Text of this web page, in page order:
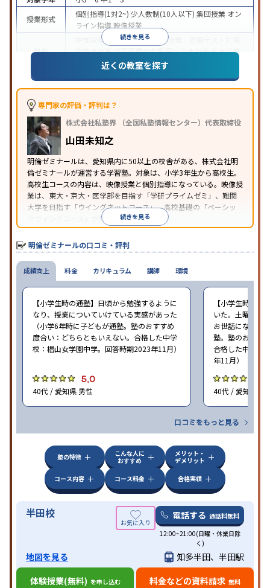
続きを見る
授業形式
個別指導(1対2~) 少人数制(10人以下) 集団授業 オン
ライン指導映像授業
目的
中学受験 高校受験大学受験
授業・定期テスト対策
内申点対策学習習慣の定着国公立大対策私大対策
共通テスト対策英語・英会話特化対策
特徴
中高一貫校生に対応特待生・奨学金制度あり授業
の振替可能学習にPC・タブレットを利用オンライ
ン対応季節講習のみの受講可
※2023年10月調査。
近くの教室を探す
専門家の評価・評判は？
株式会社私塾界 （全国私塾情報センター）代表取締役
山田未知之
明倫ゼミナールは、愛知県内に50以上の校舎がある、株式会社明
倫ゼミナールが運営する学習塾。対象は、小学3年生から高校生。
高校生コースの内容は、映像授業と個別指導になっている。映像授
業は、東大・京大・医学部を目指す「学研プライムゼミ」、難関
大学を目指す「ウイングネットコース」、高校基礎の「ベーシッ
クウィングコース」が用意されている。
続きを見る
明倫ゼミナールの口コミ・評判
成績向上
【小学生時の通塾】日頃から勉強するように
なり、授業についていけている実感があった
（小学6年時に子どもが通塾。塾のおすすめ
度合い：どちらともいえない。合格した中学
校：椙山女学園中学。回答時期2023年11月）
5.0
40代 / 愛知県 男性
【小学生時の通
いた。土曜ゼミ
お世話になった
塾。塾のおすす
合格した中学校
年11月）
40代 / 愛知県 女
口コミをもっと見る
料金 カリキュラム 講師 環境
塾の特徴
こんな人に
おすすめ
メリット・
デメリット
コース内容
コース料金 合格実績
半田校 電話する 通話料無料
12:00~21:00(日曜・休業日除
く)
地図を見る
知多半田、半田駅
体験授業(無料) を申し込む 料金などの資料請求 無料